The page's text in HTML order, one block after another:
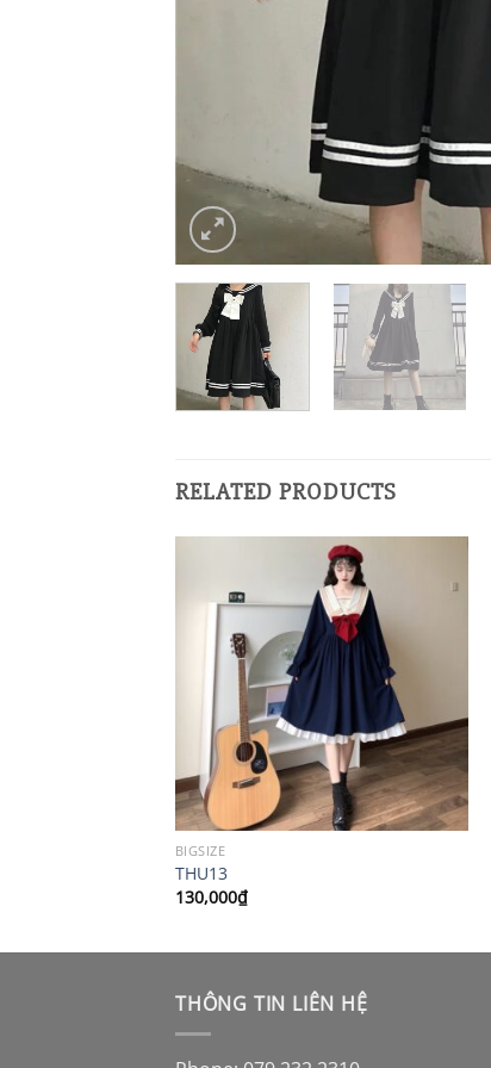
RELATED PRODUCTS
BIGSIZE
THU13
130,000₫
THÔNG TIN LIÊN HỆ